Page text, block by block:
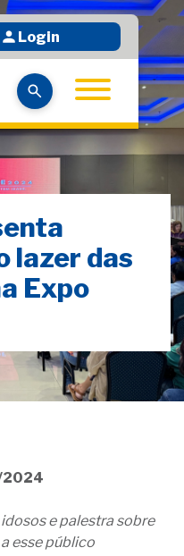
Login
lazer das
Expo
2024
e palestra sobre
esse público